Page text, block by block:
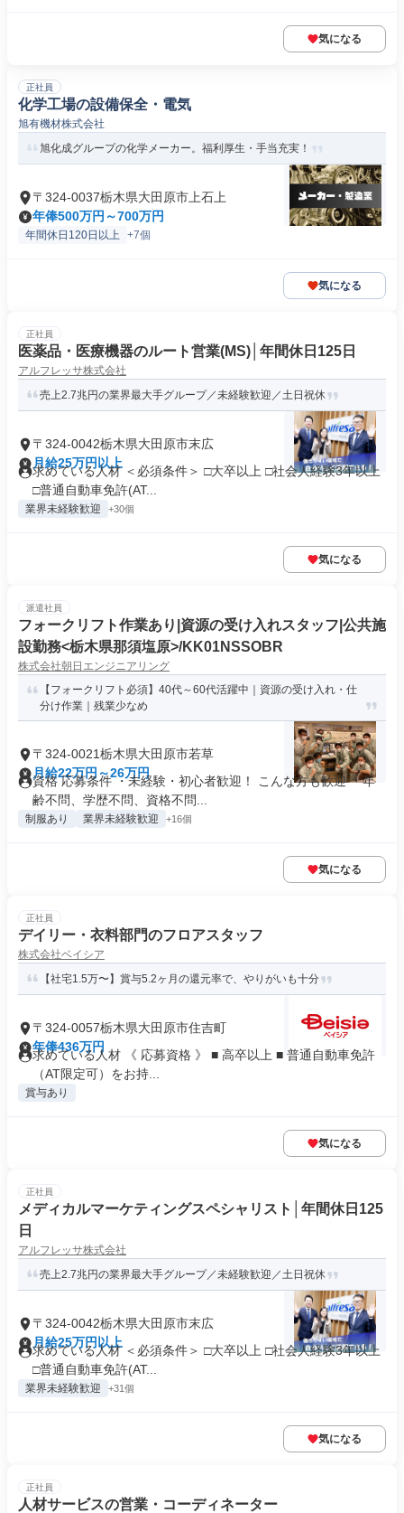
気になる
正社員
化学工場の設備保全・電気
旭有機材株式会社
旭化成グループの化学メーカー。福利厚生・手当充実！
〒324-0037栃木県大田原市上石上
年俸500万円～700万円
年間休日120日以上 +7個
気になる
正社員
医薬品・医療機器のルート営業(MS)│年間休日125日
アルフレッサ株式会社
売上2.7兆円の業界最大手グループ／未経験歓迎／土日祝休
〒324-0042栃木県大田原市末広
月給25万円以上
求めている人材 ＜必須条件＞ □大卒以上 □社会人経験3年以上
□普通自動車免許(AT...
業界未経験歓迎 +30個
気になる
派遣社員
フォークリフト作業あり|資源の受け入れスタッフ|公共施
設勤務<栃木県那須塩原>/KK01NSSOBR
株式会社朝日エンジニアリング
【フォークリフト必須】40代～60代活躍中｜資源の受け入れ・仕
分け作業｜残業少なめ
〒324-0021栃木県大田原市若草
月給22万円～26万円
資格 応募条件 ・未経験・初心者歓迎！ こんな方も歓迎 ・年
齢不問、学歴不問、資格不問...
制服あり 業界未経験歓迎 +16個
気になる
正社員
デイリー・衣料部門のフロアスタッフ
株式会社ベイシア
【社宅1.5万〜】賞与5.2ヶ月の還元率で、やりがいも十分
〒324-0057栃木県大田原市住吉町
年俸436万円
求めている人材 《 応募資格 》 ■ 高卒以上 ■ 普通自動車免許
（AT限定可）をお持...
賞与あり
気になる
正社員
メディカルマーケティングスペシャリスト│年間休日125
日
アルフレッサ株式会社
売上2.7兆円の業界最大手グループ／未経験歓迎／土日祝休
〒324-0042栃木県大田原市末広
月給25万円以上
求めている人材 ＜必須条件＞ □大卒以上 □社会人経験3年以上
□普通自動車免許(AT...
業界未経験歓迎 +31個
気になる
正社員
人材サービスの営業・コーディネーター